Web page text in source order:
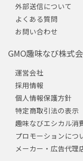
外部送信について
よくある質問
お問い合わせ
GMO趣味なび株式
運営会社
採用情報
個人情報保護方針
特定商取引法の表示
趣味なびエシカル消
プロモーションにつ
メーカー・広告代理